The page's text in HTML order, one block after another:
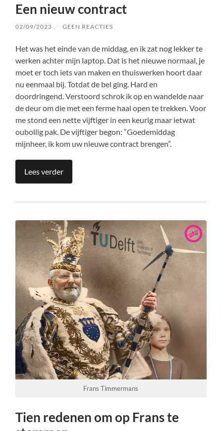
Een nieuw contract
02/09/2023 / GEEN REACTIES
Het was het einde van de middag, en ik zat nog lekker te
werken achter mijn laptop. Dat is het nieuwe normaal, je
moet er toch iets van maken en thuiswerken hoort daar
nu eenmaal bij. Totdat de bel ging. Hard en
doordringend. Verstoord schrok ik op en wandelde naar
de deur om die met een ferme haal open te trekken. Voor
me stond een nette vijftiger in een keurig maar ietwat
oubollig pak. De vijftiger begon: “Goedemiddag
mijnheer, ik kom uw nieuwe contract brengen”.
Lees verder
Frans Timmermans
Tien redenen om op Frans te